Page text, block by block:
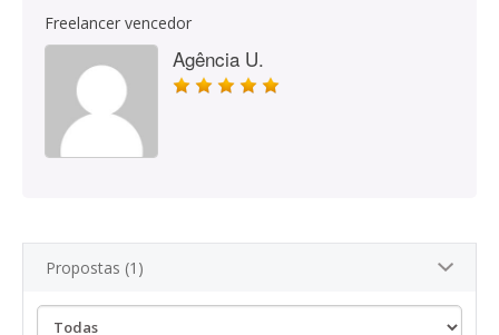
Freelancer vencedor
Agência U.
Propostas (1)